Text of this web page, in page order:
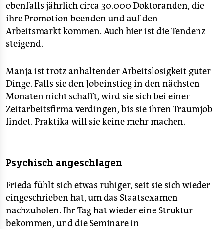
ebenfalls jährlich circa 30.000 Doktoranden, die
ihre Promotion beenden und auf den
Arbeitsmarkt kommen. Auch hier ist die Tendenz
steigend.
Manja ist trotz anhaltender Arbeitslosigkeit guter
Dinge. Falls sie den Jobeinstieg in den nächsten
Monaten nicht schafft, wird sie sich bei einer
Zeitarbeitsfirma verdingen, bis sie ihren Traumjob
findet. Praktika will sie keine mehr machen.
Psychisch angeschlagen
Frieda fühlt sich etwas ruhiger, seit sie sich wieder
eingeschrieben hat, um das Staatsexamen
nachzuholen. Ihr Tag hat wieder eine Struktur
bekommen, und die Seminare in